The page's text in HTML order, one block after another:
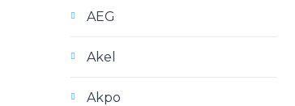
AEG
Akel
Akpo